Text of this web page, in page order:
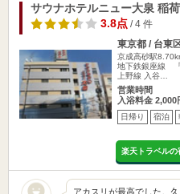
サウナホテルニュー大泉 稲
3.8点/ 4 件
東京都 / 台東
京成高砂駅
地下鉄銀座線
上野線 入谷…
営業時間
入浴料金 2,000
日帰り 宿泊
楽天トラベルの
アカスリが最高でした。